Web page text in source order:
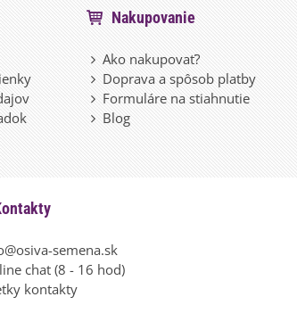
Nakupovanie
Ako nakupovať?
Doprava a spôsob platby
Formuláre na stiahnutie
Blog
semena.sk
chat (8 - 16 hod)
kontakty